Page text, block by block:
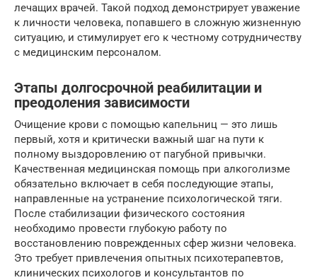
лечащих врачей. Такой подход демонстрирует уважение
к личности человека, попавшего в сложную жизненную
ситуацию, и стимулирует его к честному сотрудничеству
с медицинским персоналом.
Этапы долгосрочной реабилитации и
преодоления зависимости
Очищение крови с помощью капельниц — это лишь
первый, хотя и критически важный шаг на пути к
полному выздоровлению от пагубной привычки.
Качественная медицинская помощь при алкоголизме
обязательно включает в себя последующие этапы,
направленные на устранение психологической тяги.
После стабилизации физического состояния
необходимо провести глубокую работу по
восстановлению поврежденных сфер жизни человека.
Это требует привлечения опытных психотерапевтов,
клинических психологов и консультантов по